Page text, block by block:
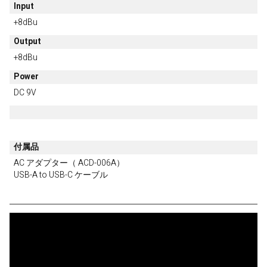
Input
+8dBu
Output
+8dBu
Power
DC 9V
付属品
AC アダプター（ ACD-006A）
USB-A to USB-C ケーブル